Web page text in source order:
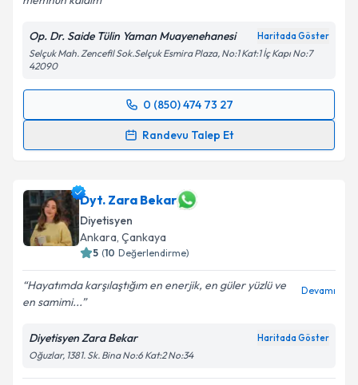
memnun kaldım
Op. Dr. Saide Tülin Yaman Muayenehanesi
Selçuk Mah. Zencefil Sok.Selçuk Esmira Plaza, No:1 Kat:1 İç Kapı No:7
0 (850) 474 73 27
Randevu Talep Et
Randevu Takvimi Talebi
talebi oluşturun. Size bu uzmandan randevu almanız
için bir takvim hazırlandığında e-posta ile
bilgilendireceğiz.
E-posta Adresiniz
Kişisel verilerimin işlenmesine ilişkin
Aydınlatma
Metni'ni okudum ve kişisel verilerimin belirtilen
Dyt. Zara Bekar
Diyetisyen
Ankara,Çankaya
( Değerlendirme)
Hayatımda karşılaştığım en enerjik, en güler yüzlü ve
en samimi...
Diyetisyen Zara Bekar
Oğuzlar, 1381. Sk. Bina No:6 Kat:2 No:34